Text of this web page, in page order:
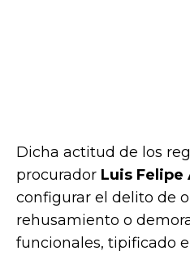
Dicha actitud de los
procurador Luis Felipe
configurar el delito de
rehusamiento o
funcionales, tipificado